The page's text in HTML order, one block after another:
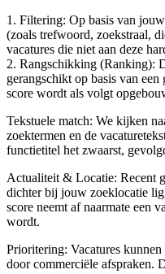
1. Filtering: Op basis van
(zoals trefwoord, zoekstraal,
vacatures die niet aan deze
2. Rangschikking (Ranking):
gerangschikt op basis van
score wordt als volgt
Tekstuele match: We kijken
zoektermen en de
functietitel het zwaarst,
Actualiteit & Locatie: Recent
dichter bij jouw zoeklocatie
score neemt af naarmate een
wordt.
Prioritering: Vacatures
door commerciële afspraken.